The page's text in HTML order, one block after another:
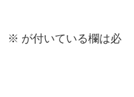
※ が付いている欄は必